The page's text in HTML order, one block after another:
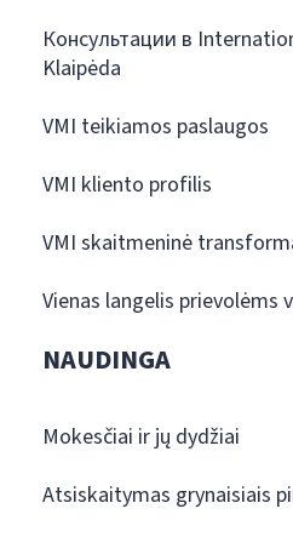
Консультации в
Klaipėda
VMI teikiamos paslaugos
VMI kliento profilis
VMI skaitmeninė
Vienas langelis prievolėms
NAUDINGA
Mokesčiai ir jų dydžiai
Atsiskaitymas grynaisiais